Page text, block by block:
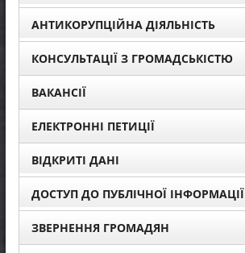
АНТИКОРУПЦІЙНА ДІЯЛЬНІСТЬ
КОНСУЛЬТАЦІЇ З ГРОМАДСЬКІСТЮ
ВАКАНСІЇ
ЕЛЕКТРОННІ ПЕТИЦІЇ
ВІДКРИТІ ДАНІ
ДОСТУП ДО ПУБЛІЧНОЇ ІНФОРМАЦІЇ
ЗВЕРНЕННЯ ГРОМАДЯН